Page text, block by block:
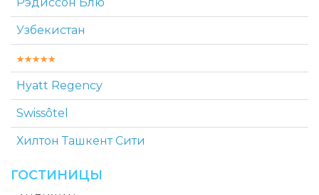
Узбекистан
Hyatt Regency
Swissôtel
Хилтон Ташкент Cити
ГОСТИНИЦЫ